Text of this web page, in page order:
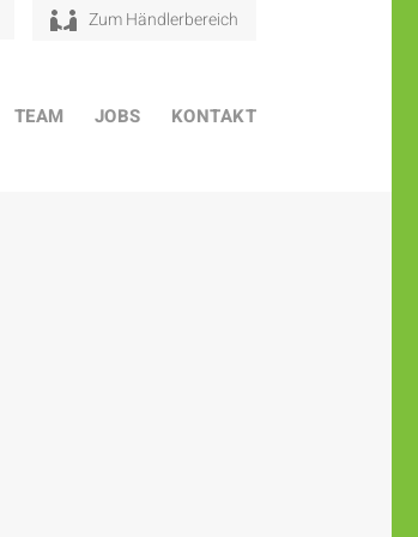
Zum Händlerbereich
TEAM JOBS KONTAKT